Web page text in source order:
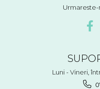
Urmareste-
Luni - Vineri,